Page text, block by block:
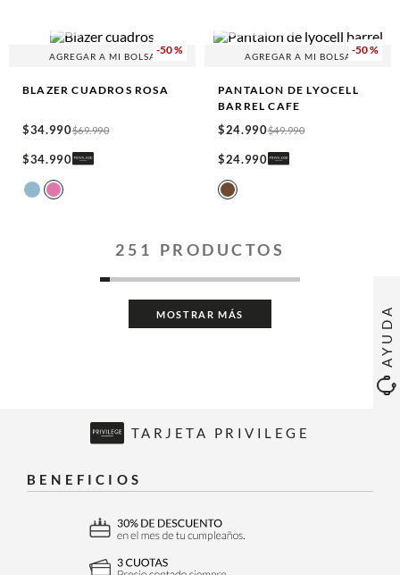
AYUDA
-50 %
AGREGAR A MI BOLSA
BLAZER CUADROS ROSA
$34.990$69.990
$34.990
-50 %
AGREGAR A MI BOLSA
PANTALON DE LYOCELL
BARREL CAFE
$24.990$49.990
$24.990
251 PRODUCTOS
MOSTRAR MÁS
TARJETA PRIVILEGE
BENEFICIOS